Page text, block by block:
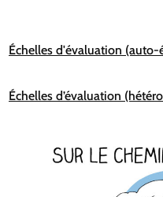
Échelles d'évaluation (auto-
Échelles d’évaluation